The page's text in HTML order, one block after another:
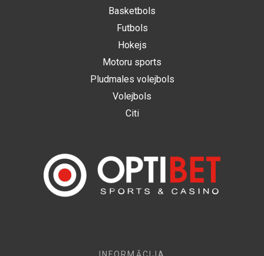
Basketbols
Futbols
Hokejs
Motoru sports
Pludmales volejbols
Volejbols
Citi